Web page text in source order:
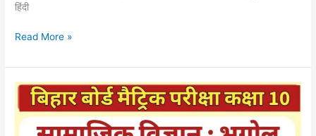
हिंदी
Read More »
कृषि
नोट्स
हिंदी